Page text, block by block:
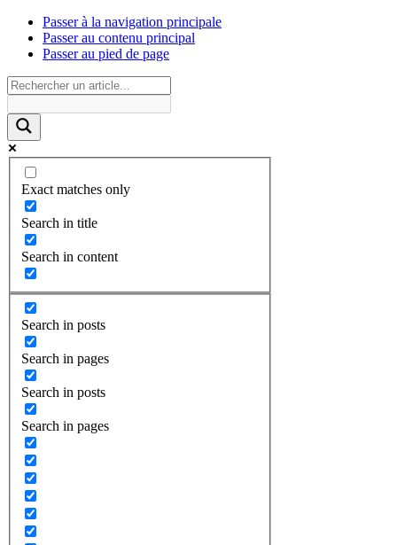
Passer à la navigation principale
Passer au contenu principal
Passer au pied de page
Exact matches only
Search in title
Search in content
Search in posts
Search in pages
Search in posts
Search in pages